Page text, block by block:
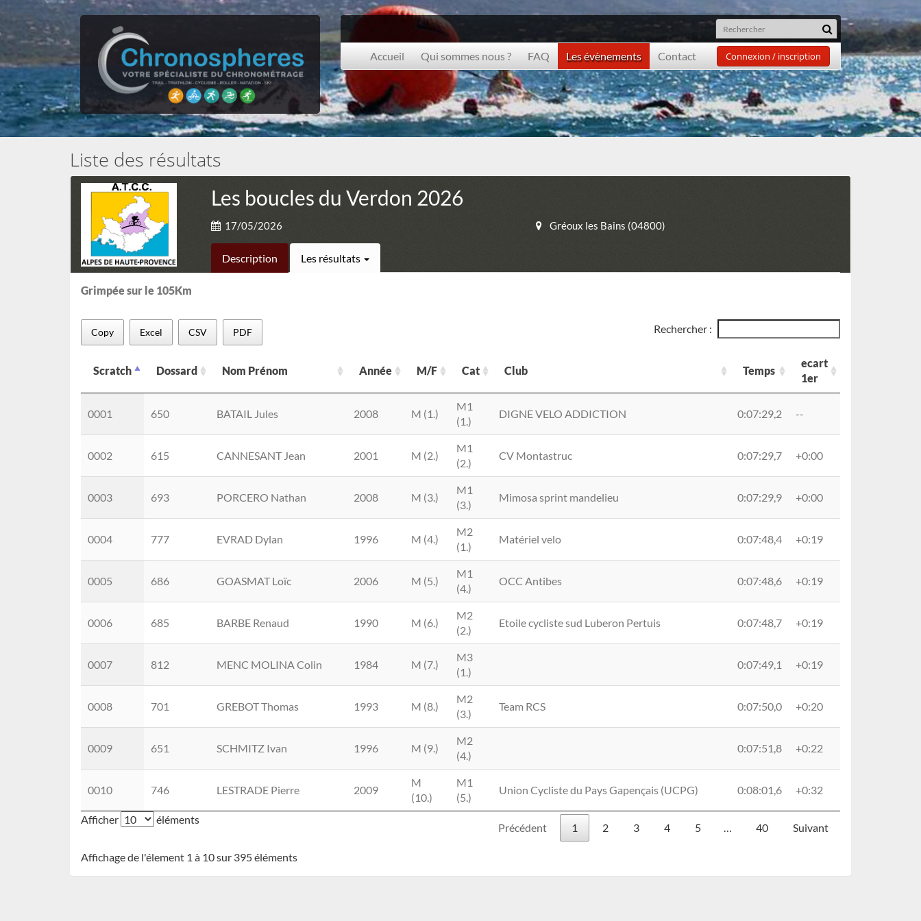
Accueil Qui sommes nous ? FAQ Les évènements Contact Connexion / inscription
Liste des résultats
Les boucles du Verdon 2026
17/05/2026 Gréoux les Bains (04800)
Description Les résultats
Grimpée sur le 105Km
Copy Excel CSV PDF Rechercher :
Scratch Dossard Nom Prénom Année M/F Cat Club Temps
ecart
1er
Cat
1er
0001 650 BATAIL Jules 2008 M (1.)
M1
(1.)
DIGNE VELO ADDICTION 0:07:29,2 --
0002 615 CANNESANT Jean 2001 M (2.)
M1
(2.)
CV Montastruc 0:07:29,7 +0:00
0003 693 PORCERO Nathan 2008 M (3.)
M1
(3.)
Mimosa sprint mandelieu 0:07:29,9 +0:00
0004 777 EVRAD Dylan 1996 M (4.)
M2
(1.)
Matériel velo 0:07:48,4 +0:19
0005 686 GOASMAT Loïc 2006 M (5.)
M1
(4.)
OCC Antibes 0:07:48,6 +0:19
0006 685 BARBE Renaud 1990 M (6.)
M2
(2.)
Etoile cycliste sud Luberon Pertuis 0:07:48,7 +0:19
0007 812 MENC MOLINA Colin 1984 M (7.)
M3
(1.)
0:07:49,1 +0:19
0008 701 GREBOT Thomas 1993 M (8.)
M2
(3.)
Team RCS 0:07:50,0 +0:20
0009 651 SCHMITZ Ivan 1996 M (9.)
M2
(4.)
0:07:51,8 +0:22
0010 746 LESTRADE Pierre 2009
M
(10.)
M1
(5.)
Union Cycliste du Pays Gapençais (UCPG) 0:08:01,6 +0:32
Afficher éléments
Précédent 1 2 3 4 5 40 Suivant
Affichage de l'élement 1 à 10 sur 395 éléments